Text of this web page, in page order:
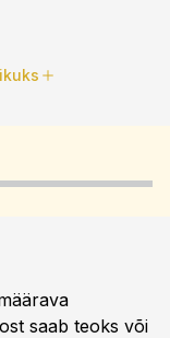
saab teoks või